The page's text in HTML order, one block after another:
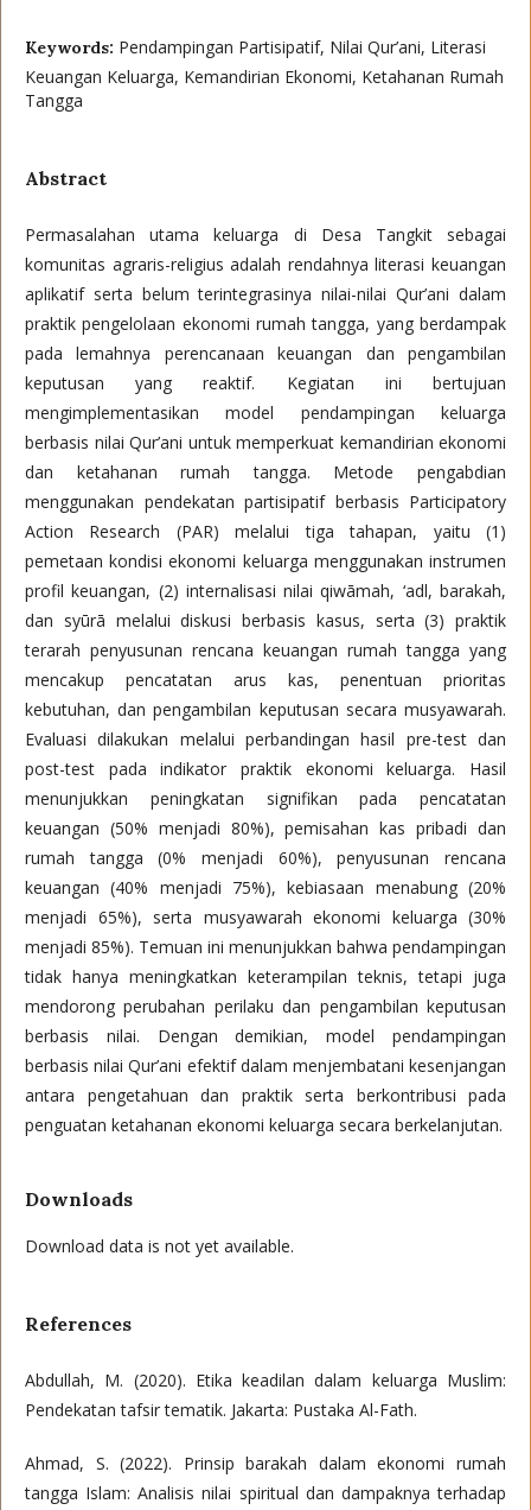
Keywords: Pendampingan Partisipatif, Nilai Qur’ani, Literasi
Keuangan Keluarga, Kemandirian Ekonomi, Ketahanan Rumah
Tangga
Abstract
Permasalahan utama keluarga di Desa Tangkit sebagai
komunitas agraris-religius adalah rendahnya literasi keuangan
aplikatif serta belum terintegrasinya nilai-nilai Qur’ani dalam
praktik pengelolaan ekonomi rumah tangga, yang berdampak
pada lemahnya perencanaan keuangan dan pengambilan
keputusan yang reaktif. Kegiatan ini bertujuan
mengimplementasikan model pendampingan keluarga
berbasis nilai Qur’ani untuk memperkuat kemandirian ekonomi
dan ketahanan rumah tangga. Metode pengabdian
menggunakan pendekatan partisipatif berbasis Participatory
Action Research (PAR) melalui tiga tahapan, yaitu (1)
pemetaan kondisi ekonomi keluarga menggunakan instrumen
profil keuangan, (2) internalisasi nilai qiwāmah, ‘adl, barakah,
dan syūrā melalui diskusi berbasis kasus, serta (3) praktik
terarah penyusunan rencana keuangan rumah tangga yang
mencakup pencatatan arus kas, penentuan prioritas
kebutuhan, dan pengambilan keputusan secara musyawarah.
Evaluasi dilakukan melalui perbandingan hasil pre-test dan
post-test pada indikator praktik ekonomi keluarga. Hasil
menunjukkan peningkatan signifikan pada pencatatan
keuangan (50% menjadi 80%), pemisahan kas pribadi dan
rumah tangga (0% menjadi 60%), penyusunan rencana
keuangan (40% menjadi 75%), kebiasaan menabung (20%
menjadi 65%), serta musyawarah ekonomi keluarga (30%
menjadi 85%). Temuan ini menunjukkan bahwa pendampingan
tidak hanya meningkatkan keterampilan teknis, tetapi juga
mendorong perubahan perilaku dan pengambilan keputusan
berbasis nilai. Dengan demikian, model pendampingan
berbasis nilai Qur’ani efektif dalam menjembatani kesenjangan
antara pengetahuan dan praktik serta berkontribusi pada
penguatan ketahanan ekonomi keluarga secara berkelanjutan.
Downloads
Download data is not yet available.
References
Abdullah, M. (2020). Etika keadilan dalam keluarga Muslim:
Pendekatan tafsir tematik. Jakarta: Pustaka Al-Fath.
Ahmad, S. (2022). Prinsip barakah dalam ekonomi rumah
tangga Islam: Analisis nilai spiritual dan dampaknya terhadap